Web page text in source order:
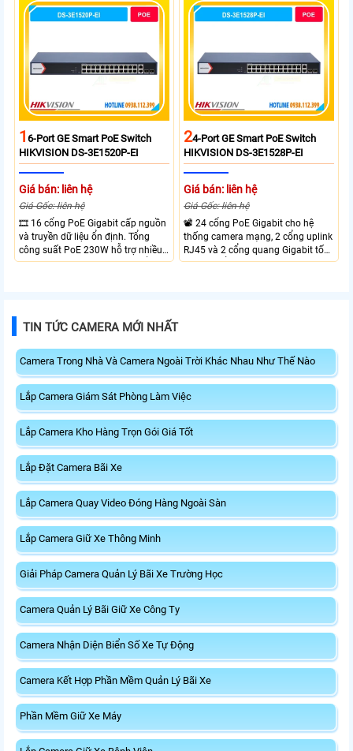
rộng linh hoạt. Hỗ trợ truyền PoE
xa tối đa lên đến 300 mét.
mạnh mẽ.
16-Port GE Smart PoE Switch
HIKVISION DS-3E1520P-EI
Giá bán: liên hệ
Giá Gốc: liên hệ
🎞 16 cổng PoE Gigabit cấp nguồn
và truyền dữ liệu ổn định. Tổng
công suất PoE 230W hỗ trợ nhiều
thiết bị cùng lúc. Tốc độ chuyển
24-Port GE Smart PoE Switch
HIKVISION DS-3E1528P-EI
Giá bán: liên hệ
Giá Gốc: liên hệ
📽 24 cổng PoE Gigabit cho hệ
thống camera mạng, 2 cổng uplink
RJ45 và 2 cổng quang Gigabit tốc
độ cao, Tổng công suất PoE 370W
TIN TỨC CAMERA MỚI NHẤT
Camera Trong Nhà Và Camera Ngoài Trời Khác Nhau Như Thế Nào
Lắp Camera Giám Sát Phòng Làm Việc
Lắp Camera Kho Hàng Trọn Gói Giá Tốt
Lắp Đặt Camera Bãi Xe
Lắp Camera Quay Video Đóng Hàng Ngoài Sàn
Lắp Camera Giữ Xe Thông Minh
Giải Pháp Camera Quản Lý Bãi Xe Trường Học
Camera Quản Lý Bãi Giữ Xe Công Ty
Camera Nhận Diện Biển Số Xe Tự Động
Camera Kết Hợp Phần Mềm Quản Lý Bãi Xe
Phần Mềm Giữ Xe Máy